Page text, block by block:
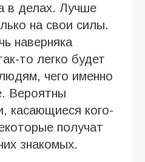
в делах. Лучше
на свои силы.
наверняка
то легко будет
чего именно
Вероятны
касающиеся кого-
получат
знакомых.